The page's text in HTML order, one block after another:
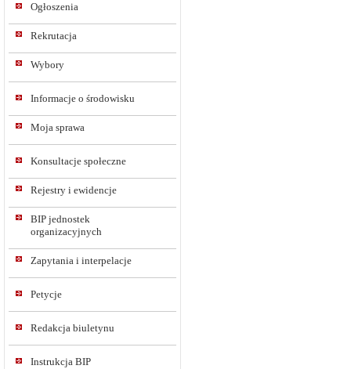
Ogłoszenia
Rekrutacja
Wybory
Informacje o środowisku
Moja sprawa
Konsultacje społeczne
Rejestry i ewidencje
BIP jednostek
organizacyjnych
Zapytania i interpelacje
Petycje
Redakcja biuletynu
Instrukcja BIP